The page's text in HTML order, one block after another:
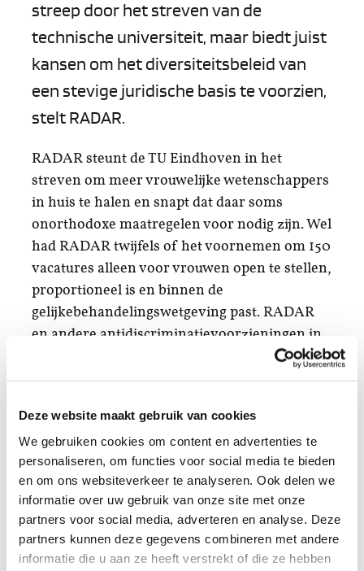
Deze website maakt gebruik van cookies
We gebruiken cookies om content en advertenties te
personaliseren, om functies voor social media te bieden
en om ons websiteverkeer te analyseren. Ook delen we
informatie over uw gebruik van onze site met onze
partners voor social media, adverteren en analyse. Deze
partners kunnen deze gegevens combineren met andere
informatie die u aan ze heeft verstrekt of die ze hebben
streep door het streven van de
technische universiteit, maar biedt juist
kansen om het diversiteitsbeleid van
een stevige juridische basis te voorzien,
stelt RADAR.
RADAR steunt de TU Eindhoven in het
streven om meer vrouwelijke wetenschappers
in huis te halen en snapt dat daar soms
onorthodoxe maatregelen voor nodig zijn. Wel
had RADAR twijfels of het voornemen om 150
vacatures alleen voor vrouwen open te stellen,
proportioneel is en binnen de
gelijkebehandelingswetgeving past. RADAR
en andere antidiscriminatievoorzieningen in
discriminatiemeldingen binnen over het
leidde tot veel maatschappelijke discussie. Om
die reden heeft RADAR medio september
2019 besloten het beleid te laten toetsen door
het College voor de Rechten van de Mens. Dat
gebeurde nadat de TU Eindhoven geen gehoor
had gegeven aan de suggestie om zelf het
beleid te laten toetsen.